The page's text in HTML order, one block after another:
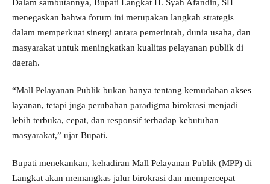
Dalam sambutannya, Bupati Langkat H. Syah Afandin, SH
menegaskan bahwa forum ini merupakan langkah strategis
dalam memperkuat sinergi antara pemerintah, dunia usaha, dan
masyarakat untuk meningkatkan kualitas pelayanan publik di
daerah.
“Mall Pelayanan Publik bukan hanya tentang kemudahan akses
layanan, tetapi juga perubahan paradigma birokrasi menjadi
lebih terbuka, cepat, dan responsif terhadap kebutuhan
masyarakat,” ujar Bupati.
Bupati menekankan, kehadiran Mall Pelayanan Publik (MPP) di
Langkat akan memangkas jalur birokrasi dan mempercepat